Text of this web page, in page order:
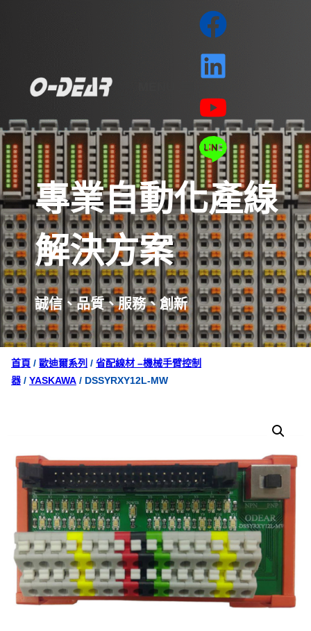
專業自動化產線
解決方案
誠信、品質、服務、創新
首頁 / 歐迪爾系列 / 省配線材 –機械手臂控制
器 / YASKAWA / DSSYRXY12L-MW